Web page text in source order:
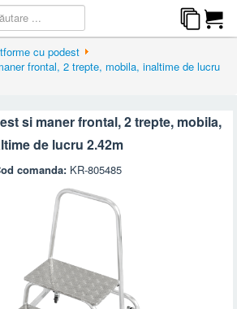
cu podest
frontal, 2 trepte, mobila, inaltime de lucru
si maner frontal, 2 trepte, mobila,
de lucru 2.42m
comanda: KR-805485